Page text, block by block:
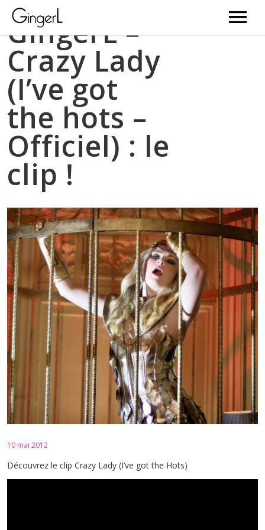
Videos
Music
Bio
BD
Newsletter
GingerL –
Crazy Lady
(I’ve got
the hots –
Officiel) : le
clip !
10 mai 2012
Découvrez le clip Crazy Lady (I’ve got the Hots)